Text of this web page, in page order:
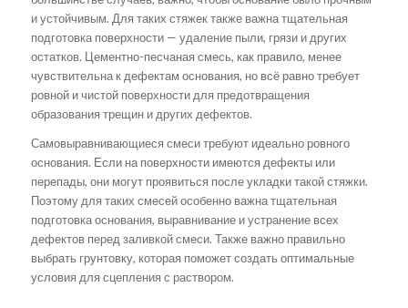
и устойчивым. Для таких стяжек также важна тщательная
подготовка поверхности — удаление пыли, грязи и других
остатков. Цементно-песчаная смесь, как правило, менее
чувствительна к дефектам основания, но всё равно требует
ровной и чистой поверхности для предотвращения
образования трещин и других дефектов.
Самовыравнивающиеся смеси требуют идеально ровного
основания. Если на поверхности имеются дефекты или
перепады, они могут проявиться после укладки такой стяжки.
Поэтому для таких смесей особенно важна тщательная
подготовка основания, выравнивание и устранение всех
дефектов перед заливкой смеси. Также важно правильно
выбрать грунтовку, которая поможет создать оптимальные
условия для сцепления с раствором.